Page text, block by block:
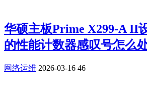
华硕主板Prime X299-A II
的性能计数器感叹号怎么
网络运维 2026-03-16 46